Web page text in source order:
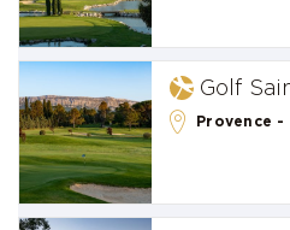
Golf
Provence